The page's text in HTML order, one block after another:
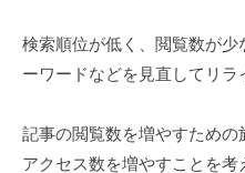
検索順位が低く、閲覧数が
ーワードなどを見直してリラ
記事の閲覧数を増やすため
アクセス数を増やすことを